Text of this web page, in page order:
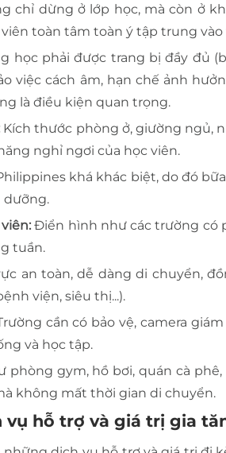
chỉ dừng ở lớp học, mà còn ở
toàn tâm toàn ý tập trung vào
học phải được trang bị đầy đủ
việc cách âm, hạn chế ảnh
là điều kiện quan trọng.
Kích thước phòng ở, giường ngủ,
nghỉ ngơi của học viên.
khá khác biệt, do đó
dưỡng.
viên:Điển hình như các trường có
tuần.
an toàn, dễ dàng di chuyển,
viện, siêu thị...).
cần có bảo vệ, camera
và học tập.
phòng gym, hồ bơi, quán cà
không mất thời gian di chuyển.
vụ hỗ trợ và giá trị gia